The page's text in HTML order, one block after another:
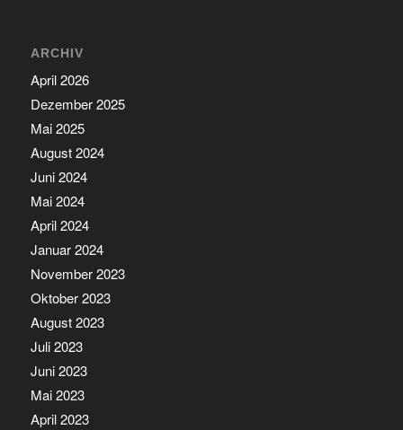
ARCHIV
April 2026
Dezember 2025
Mai 2025
August 2024
Juni 2024
Mai 2024
April 2024
Januar 2024
November 2023
Oktober 2023
August 2023
Juli 2023
Juni 2023
Mai 2023
April 2023